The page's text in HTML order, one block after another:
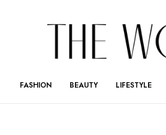
FASHION BEAUTY LIFESTYLE